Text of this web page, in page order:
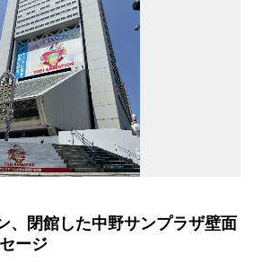
、閉館した中野サンプラザ壁面
ージ